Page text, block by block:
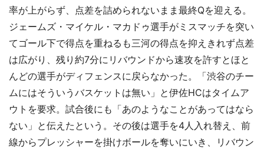
率が上がらず、点差を詰められないまま最終Qを迎える。
ジェームズ・マイケル・マカドゥ選手がミスマッチを突い
てゴール下で得点を重ねるも三河の得点を抑えきれず点差
は広がり、残り約7分にリバウンドから速攻を許すとほと
んどの選手がディフェンスに戻らなかった。「渋谷のチー
ムにはそういうバスケットは無い」と伊佐HCはタイムア
ウトを要求。試合後にも「あのようなことがあってはなら
ない」と伝えたという。その後は選手を4人入れ替え、前
線からプレッシャーを掛けボールを奪いにいき、リバウン